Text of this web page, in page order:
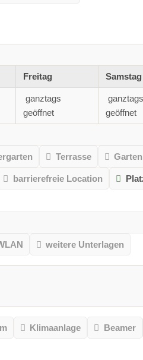
Freitag Samstag
ganztags
geöffnet
ganztags
geöffnet
Terrasse Garten
barrierefreie Location
weitere Unterlagen
Klimaanlage Beamer